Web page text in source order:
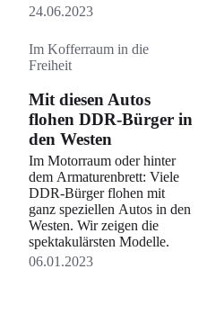
24.06.2023
Im Kofferraum in die
Freiheit
Mit diesen Autos
flohen DDR-Bürger in
den Westen
Im Motorraum oder hinter
dem Armaturenbrett: Viele
DDR-Bürger flohen mit
ganz speziellen Autos in den
Westen. Wir zeigen die
spektakulärsten Modelle.
06.01.2023